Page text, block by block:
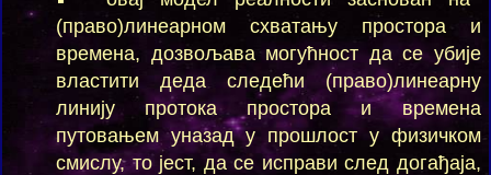
(право)линеарном схватању простора и
времена, дозвољава могућност да се убије
властити деда следећи (право)линеарну
линију протока простора и времена
путовањем уназад у прошлост у физичком
смислу, то јест, да се исправи след догађаја,